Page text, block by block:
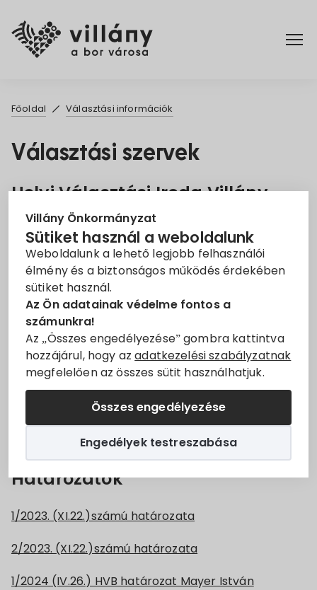
Villány Önkormányzat
Sütiket használ a weboldalunk
Weboldalunk a lehető legjobb felhasználói
élmény és a biztonságos működés érdekében
sütiket használ.
Az Ön adatainak védelme fontos a
számunkra!
Az „Összes engedélyezése” gombra kattintva
hozzájárul, hogy azadatkezelési szabályzatnak
megfelelően az összes sütit használhatjuk.
Összes engedélyezése
Engedélyek testreszabása
Elérhetőségek
Rendelettár
Pályázatok
Dokumentumok
Állásajánlatok
Szolgáltatók
Turizmus
Választási információk
Választási szervek
2024. évi általános
Főoldal Választási információk
Választási szervek
Helyi Választási Iroda Villány
Vezető:dr. Pencz-Nikolics Katalin
Címe:7773 Villány, Fő tér 1.
Telefonszám:72/592-930
E-mail:hvi@villany.hu
Választási információs szolgálat (VISZ)
elérhetőségei:
1054 Budapest, Alkotmány u. 3.
06-1-795-3310
visz@nvi.hu
Határozatok
1/2023. (XI.22.)számú határozata
2/2023. (XI.22.)számú határozata
1/2024 (IV.26.) HVB határozat Mayer István